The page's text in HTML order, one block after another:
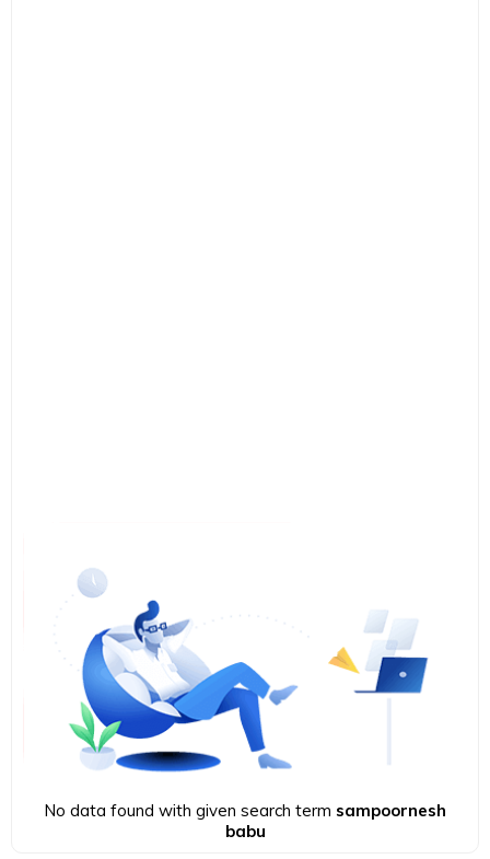
No data found with given search term sampoornesh
babu